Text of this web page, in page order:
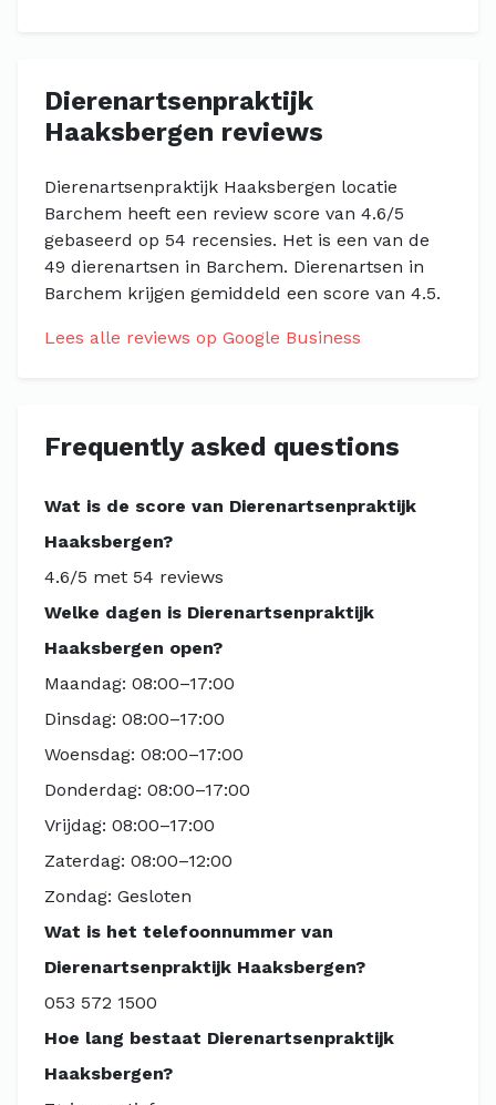
Dierenartsenpraktijk
Haaksbergen reviews
Dierenartsenpraktijk Haaksbergen locatie
Barchem heeft een review score van 4.6/5
gebaseerd op 54 recensies. Het is een van de
49 dierenartsen in Barchem. Dierenartsen in
Barchem krijgen gemiddeld een score van 4.5.
Lees alle reviews op Google Business
Frequently asked questions
Wat is de score van Dierenartsenpraktijk
Haaksbergen?
4.6/5 met 54 reviews
Welke dagen is Dierenartsenpraktijk
Haaksbergen open?
Maandag: 08:00–17:00
Dinsdag: 08:00–17:00
Woensdag: 08:00–17:00
Donderdag: 08:00–17:00
Vrijdag: 08:00–17:00
Zaterdag: 08:00–12:00
Zondag: Gesloten
Wat is het telefoonnummer van
Dierenartsenpraktijk Haaksbergen?
053 572 1500
Hoe lang bestaat Dierenartsenpraktijk
Haaksbergen?